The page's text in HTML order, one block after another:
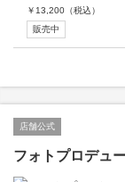
￥ 13,200 （税込）
販売中
店舗公式
フォトプロデュ